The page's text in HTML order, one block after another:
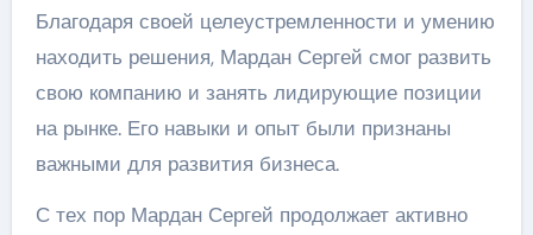
Благодаря своей целеустремленности и умению
находить решения, Мардан Сергей смог развить
свою компанию и занять лидирующие позиции
на рынке. Его навыки и опыт были признаны
важными для развития бизнеса.
С тех пор Мардан Сергей продолжает активно